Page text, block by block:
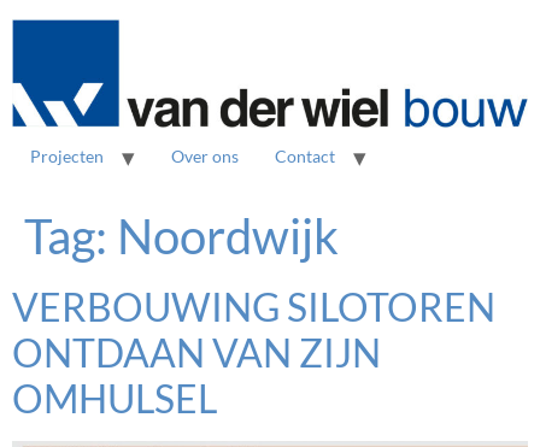
Projecten Over ons Contact
Tag: Noordwijk
VERBOUWING SILOTOREN
ONTDAAN VAN ZIJN
OMHULSEL